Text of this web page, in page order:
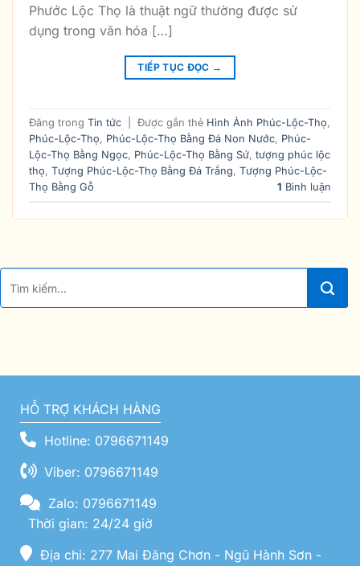
Phước Lộc Thọ là thuật ngữ thường được sử
dụng trong văn hóa […]
TIẾP TỤC ĐỌC →
Đăng trong Tin tức Được gắn thẻ Hình Ảnh Phúc-Lộc-Thọ,
Phúc-Lộc-Thọ, Phúc-Lộc-Thọ Bằng Đá Non Nước, Phúc-
Lộc-Thọ Bằng Ngọc, Phúc-Lộc-Thọ Bằng Sứ, tượng phúc lộc
thọ, Tượng Phúc-Lộc-Thọ Bằng Đá Trắng, Tượng Phúc-Lộc-
Thọ Bằng Gỗ
1 Bình luận
HỖ TRỢ KHÁCH HÀNG
Hotline: 0796671149
Viber: 0796671149
Zalo: 0796671149
Thời gian: 24/24 giờ
Địa chỉ: 277 Mai Đăng Chơn - Ngũ Hành Sơn -